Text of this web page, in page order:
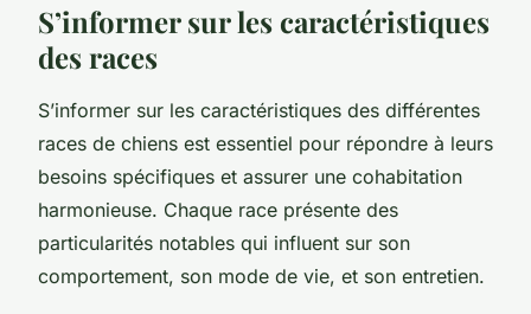
S’informer sur les caractéristiques
des races
S’informer sur les caractéristiques des différentes
races de chiens est essentiel pour répondre à leurs
besoins spécifiques et assurer une cohabitation
harmonieuse. Chaque race présente des
particularités notables qui influent sur son
comportement, son mode de vie, et son entretien.